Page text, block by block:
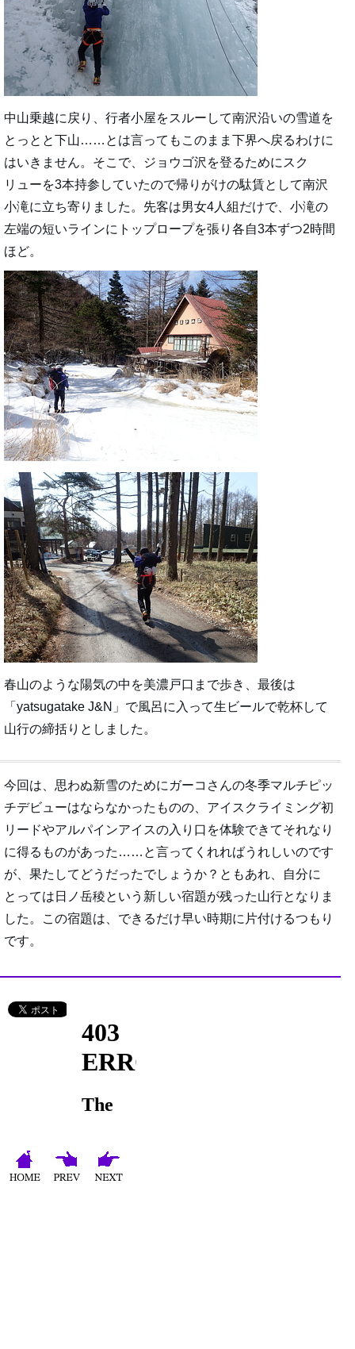
中山乗越に戻り、行者小屋をスルーして南沢沿いの雪道を
とっとと下山……とは言ってもこのまま下界へ戻るわけに
はいきません。そこで、ジョウゴ沢を登るためにスク
リューを3本持参していたので帰りがけの駄賃として南沢
小滝に立ち寄りました。先客は男女4人組だけで、小滝の
左端の短いラインにトップロープを張り各自3本ずつ2時間
ほど。
春山のような陽気の中を美濃戸口まで歩き、最後は
「yatsugatake J&N」で風呂に入って生ビールで乾杯して
山行の締括りとしました。
今回は、思わぬ新雪のためにガーコさんの冬季マルチピッ
チデビューはならなかったものの、アイスクライミング初
リードやアルパインアイスの入り口を体験できてそれなり
に得るものがあった……と言ってくれればうれしいのです
が、果たしてどうだったでしょうか？ともあれ、自分に
とっては日ノ岳稜という新しい宿題が残った山行となりま
した。この宿題は、できるだけ早い時期に片付けるつもり
です。